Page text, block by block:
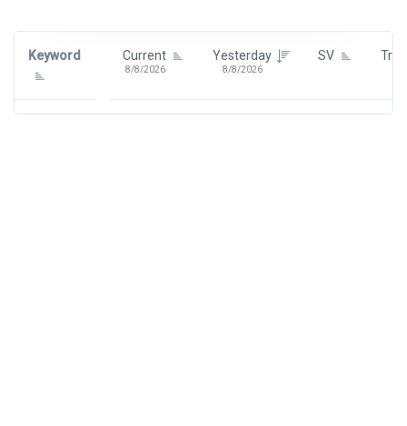
Keyword Current
8/8/2026
Yesterday
8/8/2026
SV